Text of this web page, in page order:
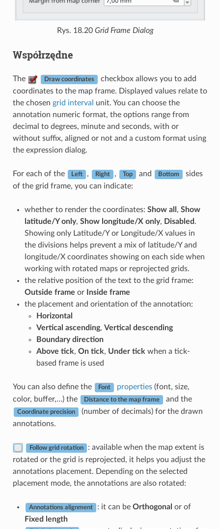
Rys. 18.20 Grid Frame Dialog
Współrzędne
The Draw coordinates
checkbox allows you to add
coordinates to the map frame. Displayed values relate to
the chosen grid interval
unit. You can choose the
annotation numeric format, the options range from
decimal to degrees, minute and seconds, with or
without suffix, aligned or not and a custom format using
the expression dialog.
For each of the Left , Right , Top and Bottom
sides
of the grid frame, you can indicate:
whether to render the coordinates: Show all , Show
latitude/Y only, Show longitude/X only, Disabled .
Showing only Latitude/Y or Longitude/X values in
the divisions helps prevent a mix of latitude/Y and
longitude/X coordinates showing on each side when
working with rotated maps or reprojected grids.
the relative position of the text to the grid frame:
Outside frame or
Inside frame
the placement and orientation of the annotation:
Horizontal
Vertical ascending, Vertical descending
Boundary direction
Above tick, On tick, Under tick when a tick-
based frame is used
You can also define the Font properties(font, size,
color, buffer,…) the
Distance to the map frame and the
Coordinate precision
(number of decimals) for the drawn
annotations.
Follow grid rotation
: available when the map extent is
rotated or the grid is reprojected, it helps you adjust the
annotations placement. Depending on the selected
placement mode, the annotations are also rotated:
Annotations alignment : it can be Orthogonal or of
Fixed length